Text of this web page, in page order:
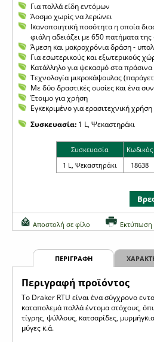
Για πολλά είδη εντόμων
Άοσμο χωρίς να λερώνει
Ικανοποιητική ποσότητα η οποία
φιάλη αδειάζει με 650 πατήματα
Άμεση και μακροχρόνια δράση -
Για εσωτερικούς και εξωτερικούς
Κατάλληλο για ψεκασμό στα
Τεχνολογία μικροκάψουλας
Με δύο δραστικές ουσίες και ένα
Έτοιμο για χρήση
Εγκεκριμένο για ερασιτεχνική χρήση
Συσκευασία: 1 L, Ψεκαστηράκι
Συσκευασία
Κωδικός
1 L, Ψεκαστηράκι
18638
Αποστολή σε φίλο Εκτύπωση
ΠΕΡΙΓΡΑΦΗ
Περιγραφή προϊόντος
Το Draker RTU είναι ένα σύγχρονο
καταπολεμά πολλά έντομα στόχους,
τίγρης, ψύλλους, κατσαρίδες,
μύγες κ.ά.